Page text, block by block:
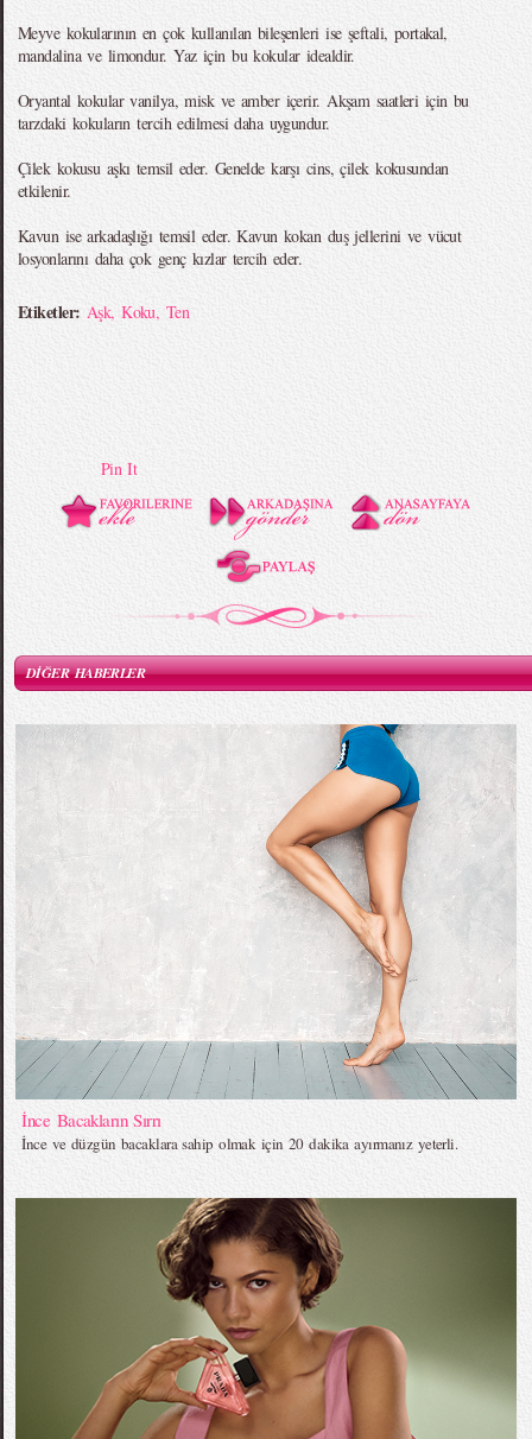
Meyve kokularının en çok kullanılan bileşenleri ise şeftali, portakal,
mandalina ve limondur. Yaz için bu kokular idealdir.
Oryantal kokular vanilya, misk ve amber içerir. Akşam saatleri için bu
tarzdaki kokuların tercih edilmesi daha uygundur.
Çilek kokusu aşkı temsil eder. Genelde karşı cins, çilek kokusundan
etkilenir.
Kavun ise arkadaşlığı temsil eder. Kavun kokan duş jellerini ve vücut
losyonlarını daha çok genç kızlar tercih eder.
Etiketler: Aşk,Koku, Ten
Pin It
DİĞER HABERLER
İnce Bacakların Sırrı
İnce ve düzgün bacaklara sahip olmak için 20 dakika ayırmanız yeterli.